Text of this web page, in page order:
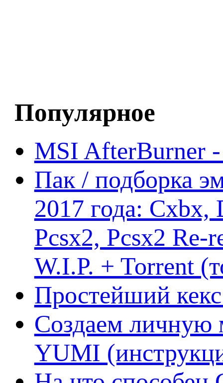
Популярное
MSI AfterBurner
Пак / подборка
2017 года:
Pcsx2, Pcsx2
W.I.P. + Torrent
Простейший кекс
Создаем личную
YUMI